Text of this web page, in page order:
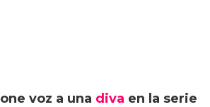
voz a una diva en la serie